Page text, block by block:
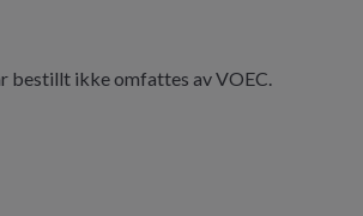
bestillt ikke omfattes av VOEC.